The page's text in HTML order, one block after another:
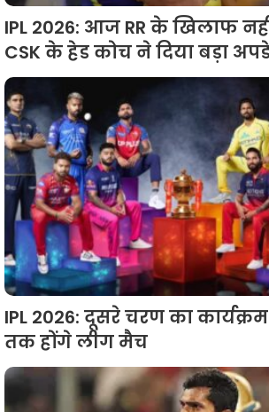
IPL 2026: आज RR के खिलाफ
CSK के हेड कोच ने दिया बड़ा
IPL 2026: दूसरे चरण का
तक होंगे लीग मैच